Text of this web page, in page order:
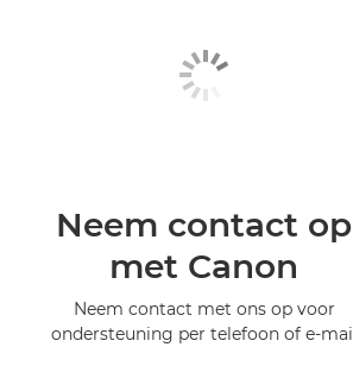
Neem contact op
met Canon
Neem contact met ons op voor
ondersteuning per telefoon of e-mail